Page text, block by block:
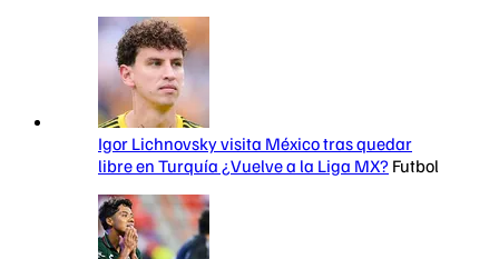
Igor Lichnovsky visita México tras quedar
libre en Turquía ¿Vuelve a la Liga MX? Futbol